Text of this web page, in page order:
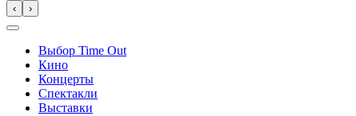
‹ ›
Выбор Time Out
Кино
Концерты
Спектакли
Выставки